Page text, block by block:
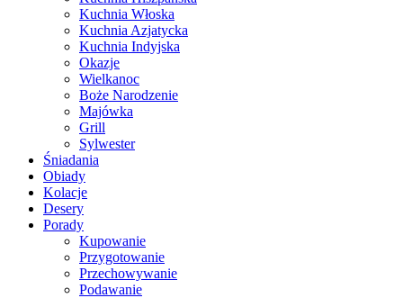
Kuchnia Włoska
Kuchnia Azjatycka
Kuchnia Indyjska
Okazje
Wielkanoc
Boże Narodzenie
Majówka
Grill
Sylwester
Śniadania
Obiady
Kolacje
Desery
Porady
Kupowanie
Przygotowanie
Przechowywanie
Podawanie